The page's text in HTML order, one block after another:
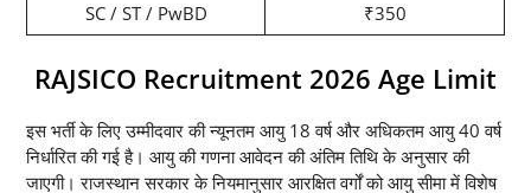
SC / ST / PwBD ₹350
RAJSICO Recruitment 2026 Age Limit
इस भर्ती के लिए उम्मीदवार की न्यूनतम आयु 18 वर्ष और अधिकतम आयु 40 वर्ष
निर्धारित की गई है। आयु की गणना आवेदन की अंतिम तिथि के अनुसार की
जाएगी। राजस्थान सरकार के नियमानुसार आरक्षित वर्गों को आयु सीमा में विशेष